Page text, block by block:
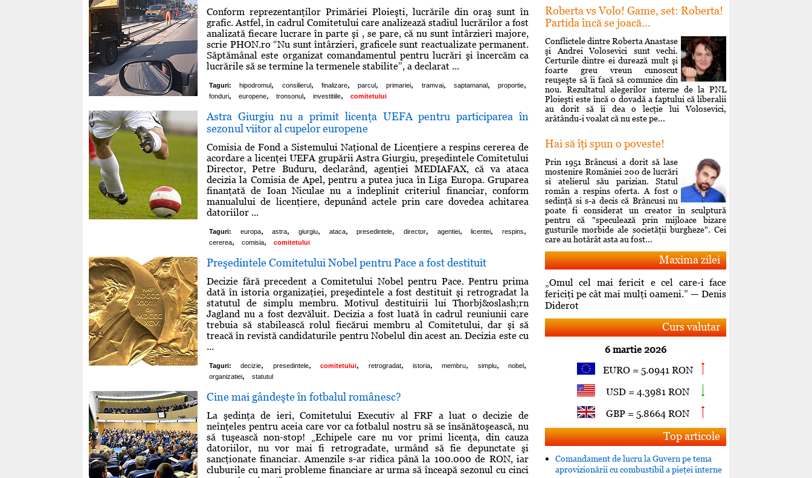
Conform reprezentanţilor Primăriei Ploieşti, lucrările din oraş sunt în
grafic. Astfel, în cadrul Comitetului care analizează stadiul lucrărilor a fost
analizată fiecare lucrare în parte şi , se pare, că nu sunt întârzieri majore,
scrie PHON.ro “Nu sunt întârzieri, graficele sunt reactualizate permanent.
Săptămânal este organizat comandamentul pentru lucrări şi încercăm ca
lucrările să se termine la termenele stabilite”, a declarat ...
Taguri: hipodromul, consilierul, finalizare, parcul, primariei, tramvai, saptamanal, proportie,
fonduri, europene, tronsonul, investitiile, comitetului
Astra Giurgiu nu a primit licenţa UEFA pentru participarea în
sezonul viitor al cupelor europene
Comisia de Fond a Sistemului Naţional de Licenţiere a respins cererea de
acordare a licenţei UEFA grupării Astra Giurgiu, preşedintele Comitetului
Director, Petre Buduru, declarând, agenţiei MEDIAFAX, că va ataca
decizia la Comisia de Apel, pentru a putea juca în Liga Europa. Gruparea
finanţată de Ioan Niculae nu a îndeplinit criteriul financiar, conform
manualului de licenţiere, depunând actele prin care dovedea achitarea
datoriilor ...
Taguri: europa, astra, giurgiu, ataca, presedintele, director, agentiei, licentei, respins,
cererea, comisia, comitetului
Preşedintele Comitetului Nobel pentru Pace a fost destituit
Decizie fără precedent a Comitetului Nobel pentru Pace. Pentru prima
dată în istoria organizaţiei, preşedintele a fost destituit şi retrogradat la
statutul de simplu membru. Motivul destituirii lui Thorbj&oslash;rn
Jagland nu a fost dezvăluit. Decizia a fost luată în cadrul reuniunii care
trebuia să stabilească rolul fiecărui membru al Comitetului, dar şi să
treacă în revistă candidaturile pentru Nobelul din acest an. Decizia este cu
...
Taguri: decizie, presedintele, comitetului, retrogradat, istoria, membru, simplu, nobel,
organizatiei, statutul
Cine mai gândeşte în fotbalul românesc?
La şedinţa de ieri, Comitetului Executiv al FRF a luat o decizie de
neînţeles pentru aceia care vor ca fotbalul nostru să se însănătoşească, nu
să tuşească non-stop! „Echipele care nu vor primi licenţa, din cauza
datoriilor, nu vor mai fi retrogradate, urmând să fie depunctate şi
sancţionate financiar. Amenzile s-ar ridica până la 100.000 de RON, iar
cluburile cu mari probleme financiare ar urma să înceapă sezonul cu cinci
Roberta vs Volo! Game, set: Roberta!
Partida încă se joacă...
Conflictele dintre Roberta Anastase
şi Andrei Volosevici sunt vechi.
Certurile dintre ei durează mult şi
foarte greu vreun cunoscut
reuşeşte să îi facă să comunice din
nou. Rezultatul alegerilor interne de la PNL
Ploieşti este încă o dovadă a faptului că liberalii
au dorit să îi dea o lecţie lui Volosevici,
arâtându-i voalat că nu este pe...
Hai să îţi spun o poveste!
Prin 1951 Brâncusi a dorit să lase
mostenire României 200 de lucrări
si atelierul său parizian. Statul
român a respins oferta. A fost o
sedinţă si s-a decis că Brâncusi nu
poate fi considerat un creator în sculptură
pentru că "speculează prin mijloace bizare
gusturile morbide ale societăţii burgheze". Cei
care au hotărât asta au fost...
Maxima zilei
„Omul cel mai fericit e cel care-i face
fericiţi pe cât mai mulţi oameni.” — Denis
Diderot
Curs valutar
6 martie 2026
EURO = 5.0941 RON
USD = 4.3981 RON
GBP = 5.8664 RON
Top articole
Comandament de lucru la Guvern pe tema
aprovizionării cu combustibil a pieţei interne